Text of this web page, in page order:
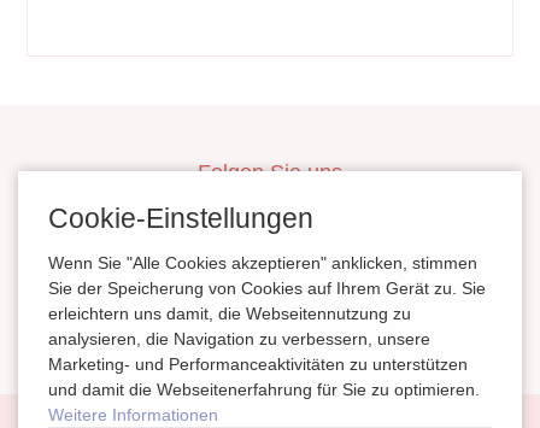
Folgen Sie uns
inBerlinHeiraten
HeiratenSachsenAnhalt
magazinheiraten
Cookie-Einstellungen
Wenn Sie "Alle Cookies akzeptieren" anklicken, stimmen
Sie der Speicherung von Cookies auf Ihrem Gerät zu. Sie
erleichtern uns damit, die Webseitennutzung zu
analysieren, die Navigation zu verbessern, unsere
Marketing- und Performanceaktivitäten zu unterstützen
und damit die Webseitenerfahrung für Sie zu optimieren.
Weitere Informationen